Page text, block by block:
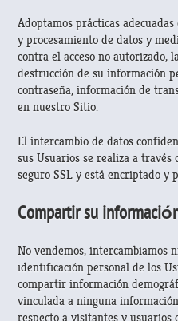
Adoptamos prácticas
y procesamiento de datos y
contra el acceso no autorizado,
destrucción de su información
contraseña, información de
en nuestro Sitio.
El intercambio de datos
sus Usuarios se realiza a través
seguro SSL y está encriptado y
Compartir su
No vendemos, intercambiamos
identificación personal de los
compartir información
vinculada a ninguna
respecto a visitantes y usuarios